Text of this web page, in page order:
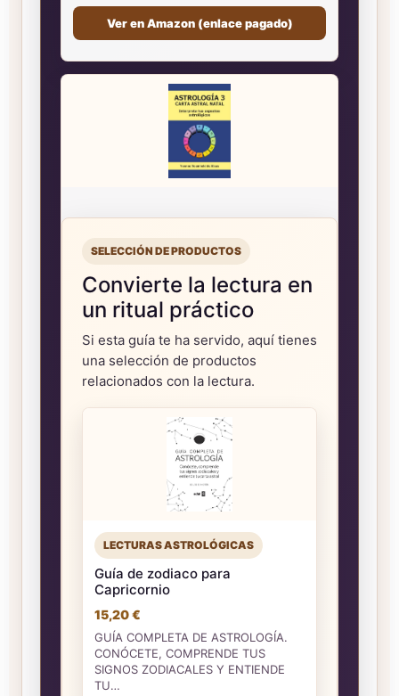
Ver en Amazon (enlace pagado)
SELECCIÓN DE PRODUCTOS
Convierte la lectura en
un ritual práctico
Si esta guía te ha servido, aquí tienes
una selección de productos
relacionados con la lectura.
LECTURAS ASTROLÓGICAS
Guía de zodiaco para
Capricornio
15,20 €
GUÍA COMPLETA DE ASTROLOGÍA.
CONÓCETE, COMPRENDE TUS
SIGNOS ZODIACALES Y ENTIENDE
TU…